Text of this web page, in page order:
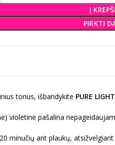
Į
PIRKTI
tonus, išbandykite PURE LIGHT
violetinė pašalina
minučių ant plaukų,